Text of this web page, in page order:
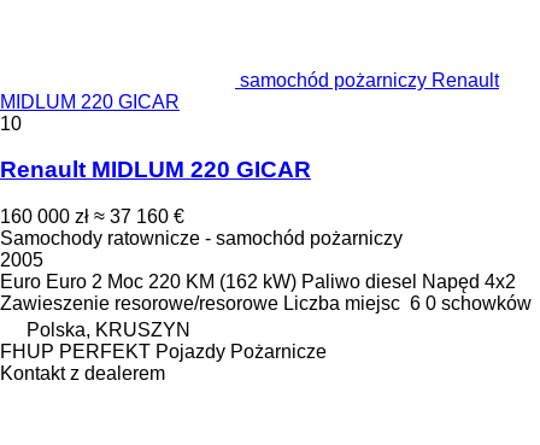
samochód pożarniczy Renault
MIDLUM 220 GICAR
10
Renault MIDLUM 220 GICAR
160 000 zł ≈ 37 160 €
Samochody ratownicze - samochód pożarniczy
2005
Euro Euro 2 Moc 220 KM (162 kW) Paliwo diesel Napęd 4x2
Zawieszenie resorowe/resorowe Liczba miejsc 6 0 schowków
Polska, KRUSZYN
FHUP PERFEKT Pojazdy Pożarnicze
Kontakt z dealerem